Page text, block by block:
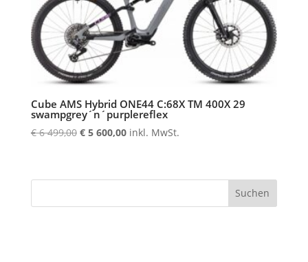
Cube AMS Hybrid ONE44 C:68X TM 400X 29
swampgrey´n´purplereflex
€6 499,00 Ursprünglicher
€ 6
€5 600,00Aktueller
€ 5
inkl. MwSt.
Suchen